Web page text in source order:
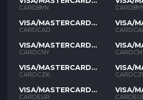
BYN
CARDBYN
VISA/MASTERCARD
CAD
CARDCAD
VISA/MASTERCARD
CNY
CARDCNY
VISA/MASTERCARD
CZK
CARDCZK
VISA/MASTERCARD
EUR
CARDEUR
BYN
VISA/
CAD
VISA/
CNY
VISA/
CZK
VISA/
EUR